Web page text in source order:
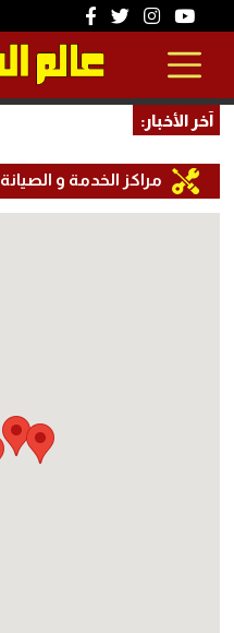
آخر الأخبار:
مراكز الخدمة و الصيانة